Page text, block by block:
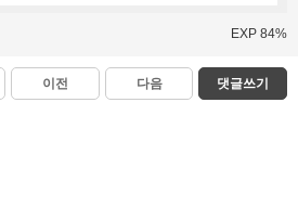
EXP 84%
이전 다음 댓글쓰기